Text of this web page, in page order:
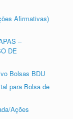
Afirmativas)
–
DE
Bolsas BDU
para Bolsa de
Ações